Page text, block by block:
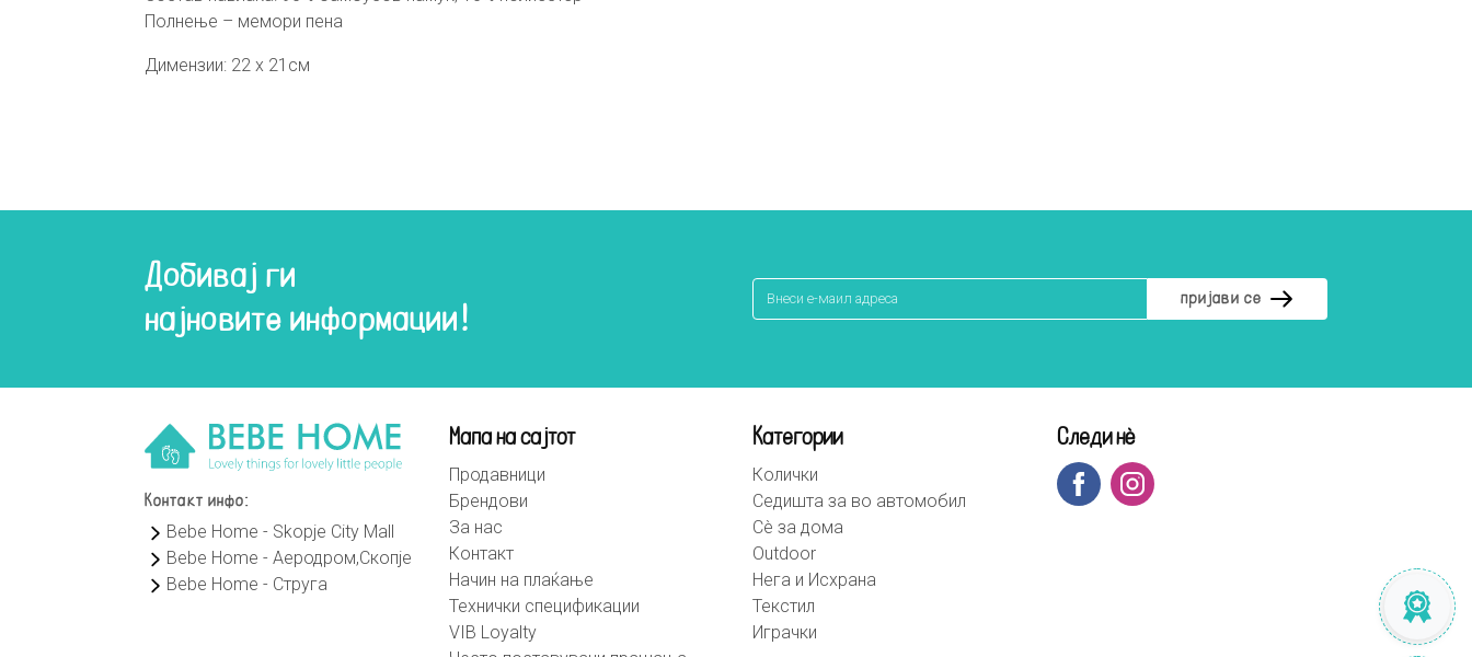
Полнење – мемори пена
Димензии: 22 x 21см
Добивај ги
најновите информации!
Контакт инфо:
Bebe Home - Skopje City Mall
Bebe Home - Аеродром,Скопје
Bebe Home - Струга
Мапа на сајтот
Продавници
Брендови
За нас
Контакт
Начин на плаќање
Технички спецификации
VIB Loyalty
Категории
Колички
Седишта за во автомобил
Сè за дома
Outdoor
Нега и Исхрана
Текстил
Играчки
Следи нè